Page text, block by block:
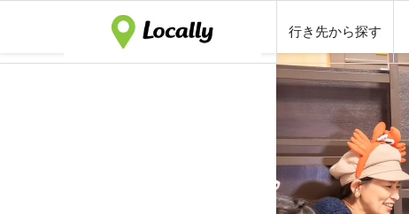
行き先から探す